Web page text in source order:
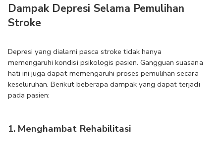
Dampak Depresi Selama Pemulihan
Stroke
Depresi yang dialami pasca stroke tidak hanya
memengaruhi kondisi psikologis pasien. Gangguan suasana
hati ini juga dapat memengaruhi proses pemulihan secara
keseluruhan. Berikut beberapa dampak yang dapat terjadi
pada pasien:
1. Menghambat Rehabilitasi